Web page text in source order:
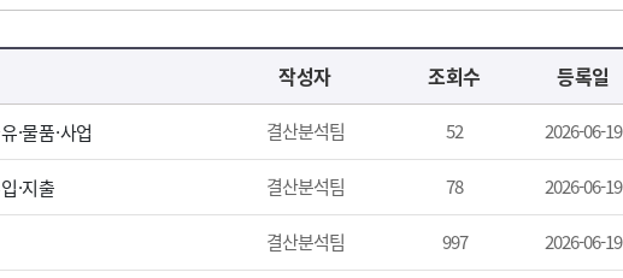
작성자 조회수 등록일
·물품·사업 결산분석팀 52 2026-06-19
·지출 결산분석팀 78 2026-06-19
결산분석팀 997 2026-06-19